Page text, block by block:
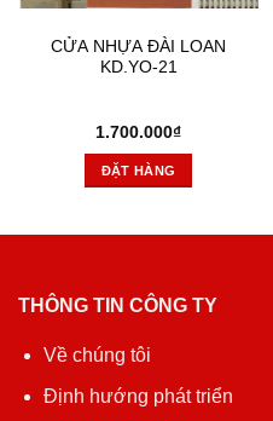
CỬA NHỰA ĐÀI LOAN
KD.YO-21
1.700.000₫
ĐẶT HÀNG
THÔNG TIN CÔNG TY
Về chúng tôi
Định hướng phát triển